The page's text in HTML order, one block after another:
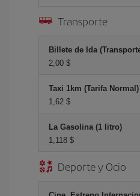
Transporte
Billete de Ida
2,00 $
Taxi 1km (Tarifa Normal)
1,62 $
La Gasolina (1 litro)
1,118 $
Deporte y Ocio